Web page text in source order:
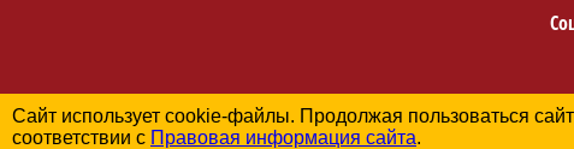
Сайт использует cookie-файлы. Продолжая пользоваться
соответствии с Правовая информация сайта.